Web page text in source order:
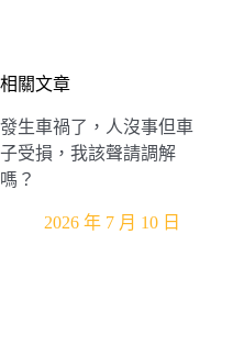
相關文章
發生車禍了，人沒事但車
子受損，我該聲請調解
嗎？
2026 年 7 月 10 日